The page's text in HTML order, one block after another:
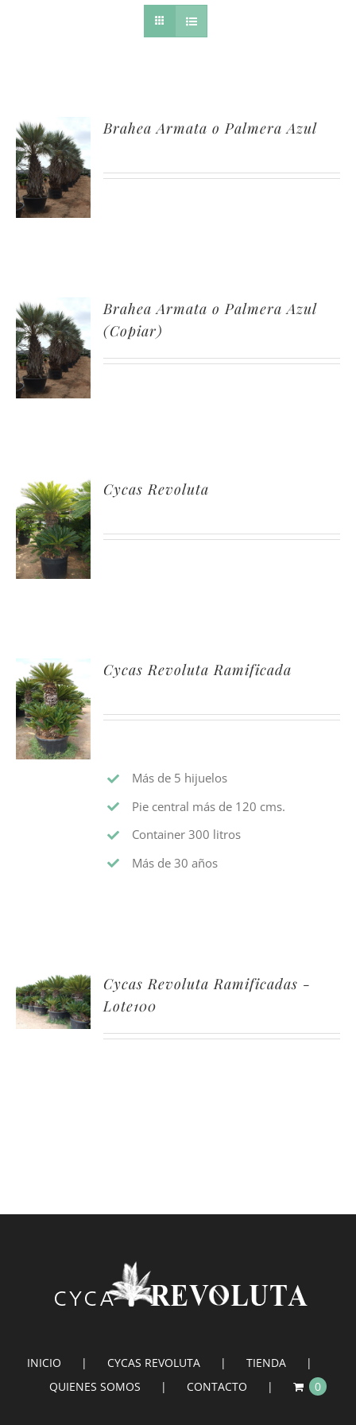
Brahea Armata o Palmera Azul
Brahea Armata o Palmera Azul
(Copiar)
Cycas Revoluta
Cycas Revoluta Ramificada
Más de 5 hijuelos
Pie central más de 120 cms.
Container 300 litros
Más de 30 años
Cycas Revoluta Ramificadas -
Lote100
INICIO CYCAS REVOLUTA
TIENDA
QUIENES SOMOS
CONTACTO 0